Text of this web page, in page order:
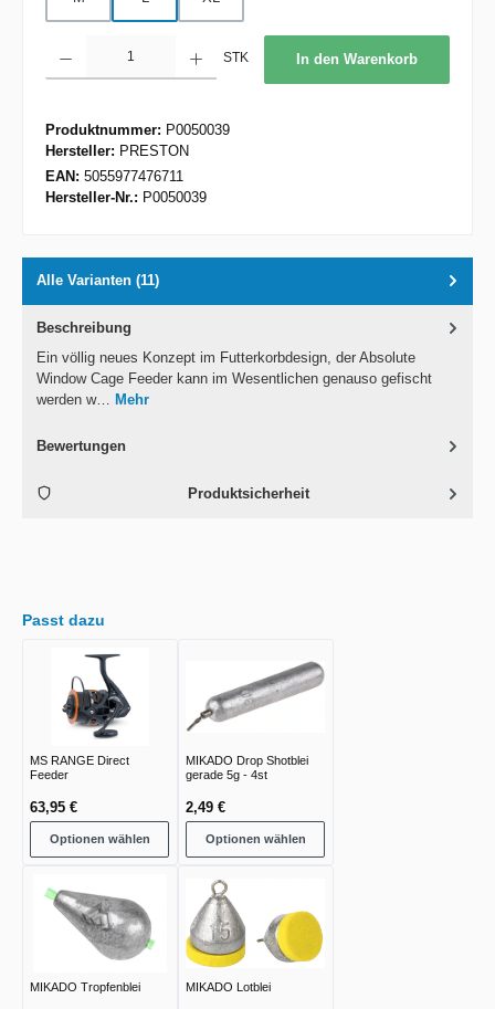
STK In den Warenkorb
Produktnummer: P0050039
Hersteller: PRESTON
EAN: 5055977476711
Hersteller-Nr.: P0050039
Alle Varianten (11)
Beschreibung
Ein völlig neues Konzept im Futterkorbdesign, der Absolute
Window Cage Feeder kann im Wesentlichen genauso gefischt
werden w… Mehr
Bewertungen
Produktsicherheit
Passt dazu
MS RANGE Direct
Feeder
63,95 €
Optionen wählen
MIKADO Drop Shotblei
gerade 5g - 4st
2,49 €
Optionen wählen
MIKADO Tropfenblei MIKADO Lotblei